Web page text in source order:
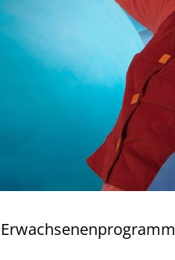
Erwachsenenprogramm